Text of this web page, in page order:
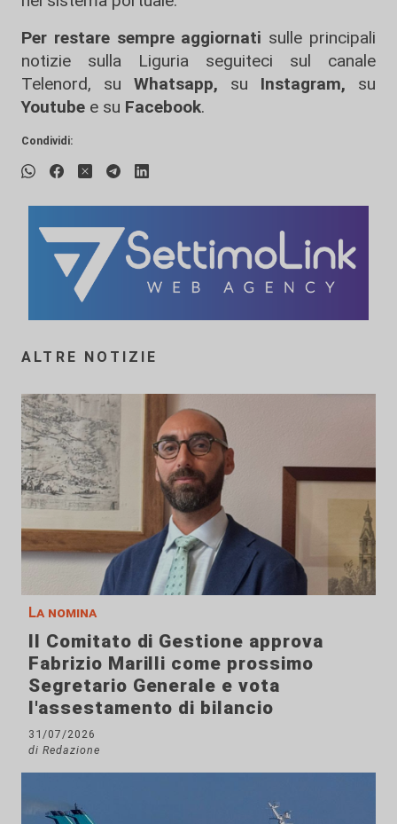
Per restare sempre aggiornati sulle principali
notizie sulla Liguria seguiteci sul canale
Telenord, su
Whatsapp, su Instagram, su
Youtube e su Facebook.
Condividi:
ALTRE NOTIZIE
La nomina
Il Comitato di Gestione approva
Fabrizio Marilli come prossimo
Segretario Generale e vota
l'assestamento di bilancio
31/07/2026
di Redazione